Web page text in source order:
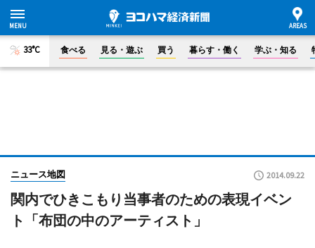
33°C 食べる 見る・遊ぶ 買う 暮らす・働く 学ぶ・知る
ニュース地図 2014.09.22
関内でひきこもり当事者のための表現イベン
ト「布団の中のアーティスト」